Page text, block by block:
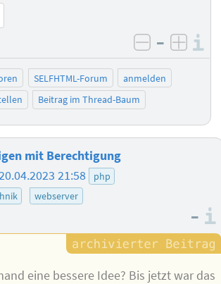
negativ
–
SELFHTML-Forum
anmelden
Beitrag im Thread-Baum
mit Berechtigung
21:58
php
webserver
–
eine bessere Idee? Bis jetzt war das